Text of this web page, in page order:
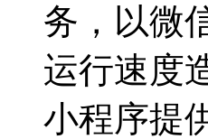
务，以微
运行速度
小程序提